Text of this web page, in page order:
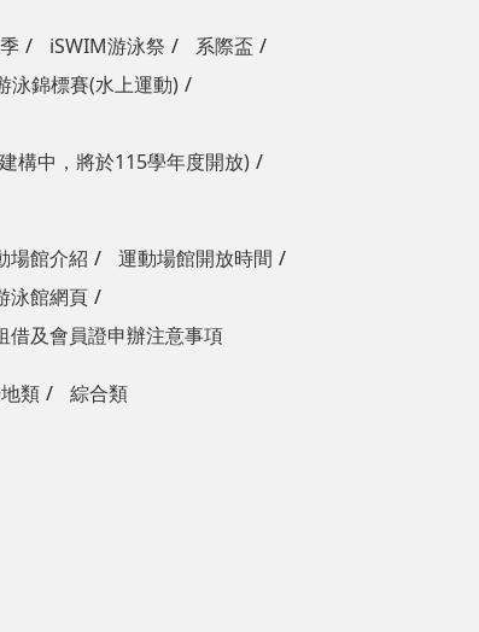
iSWIM游泳祭
系際盃
泳錦標賽(水上運動)
構中，將於115學年度開放)
場館介紹
運動場館開放時間
泳館網頁
借及會員證申辦注意事項
類 綜合類